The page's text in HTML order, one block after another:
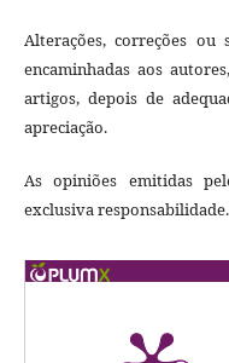
Alterações, correções ou
encaminhadas aos
artigos, depois de
apreciação.
As opiniões emitidas
exclusiva responsabilidade.